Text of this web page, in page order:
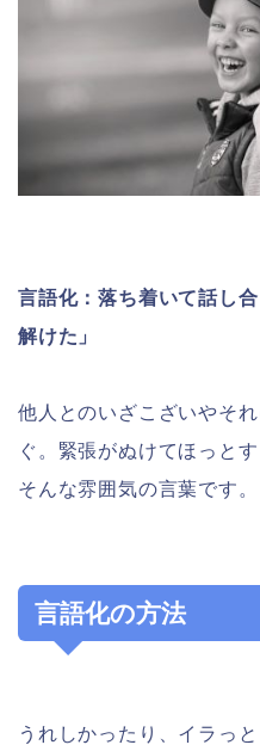
言語化：落ち着いて話し
解けた」
他人とのいざこざいやそ
ぐ。緊張がぬけてほっとす
そんな雰囲気の言葉です。
言語化の方法
うれしかったり、イラっ